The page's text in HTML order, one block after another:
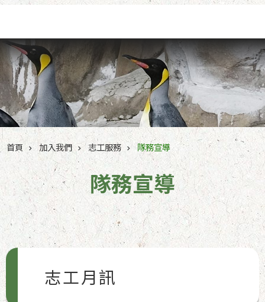
首頁 加入我們 志工服務 隊務宣導
隊務宣導
志工月訊